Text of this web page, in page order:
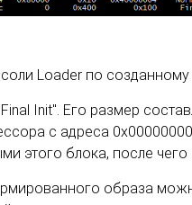
Loader по
Init". Его размер
с адреса
этого блока, после
образа